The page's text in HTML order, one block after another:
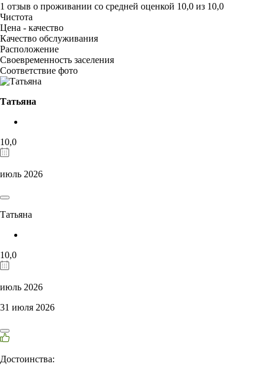
1 отзыв о проживании со средней оценкой 10,0 из 10,0
Чистота
Цена - качество
Качество обслуживания
Расположение
Своевременность заселения
Соответствие фото
Татьяна
10,0
июль 2026
Татьяна
10,0
июль 2026
31 июля 2026
Достоинства: